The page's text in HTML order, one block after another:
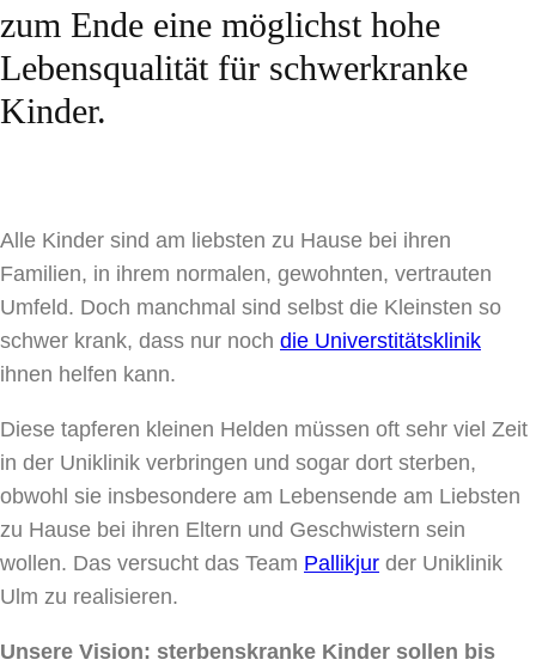
zum Ende eine möglichst hohe
Lebensqualität für schwerkranke
Kinder.
Alle Kinder sind am liebsten zu Hause bei ihren
Familien, in ihrem normalen, gewohnten, vertrauten
Umfeld. Doch manchmal sind selbst die Kleinsten so
schwer krank, dass nur noch die Universtitätsklinik
ihnen helfen kann.
Diese tapferen kleinen Helden müssen oft sehr viel Zeit
in der Uniklinik verbringen und sogar dort sterben,
obwohl sie insbesondere am Lebensende am Liebsten
zu Hause bei ihren Eltern und Geschwistern sein
wollen. Das versucht das Team Pallikjur der Uniklinik
Ulm zu realisieren.
Unsere Vision: sterbenskranke Kinder sollen bis